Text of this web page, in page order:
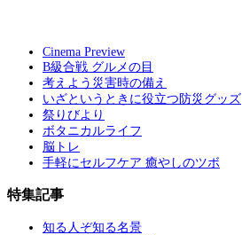
Cinema Preview
B級合戦 グルメの目
考えよう災害時の備え
いざというときに役立つ防災グッズ
祭りびより
ボタニカルライフ
脳トレ
手軽にセルフケア 癒やしのツボ
特集記事
知る人ぞ知る名景